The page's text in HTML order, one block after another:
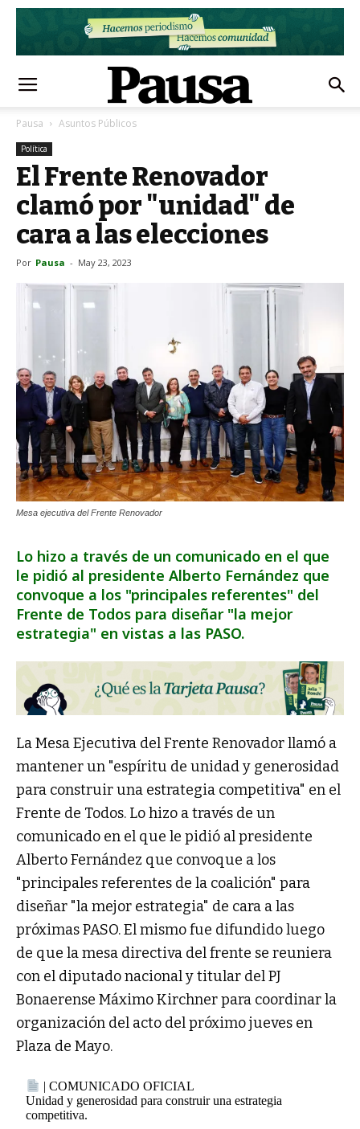
Pausa Asuntos Públicos
Política
El Frente Renovador
clamó por "unidad" de
cara a las elecciones
Por Pausa - May 23, 2023
Mesa ejecutiva del Frente Renovador
Lo hizo a través de un comunicado en el que
le pidió al presidente Alberto Fernández que
convoque a los "principales referentes" del
Frente de Todos para diseñar "la mejor
estrategia" en vistas a las PASO.
La Mesa Ejecutiva del Frente Renovador llamó a
mantener un "espíritu de unidad y generosidad
para construir una estrategia competitiva" en el
Frente de Todos. Lo hizo a través de un
comunicado en el que le pidió al presidente
Alberto Fernández que convoque a los
"principales referentes de la coalición" para
diseñar "la mejor estrategia" de cara a las
próximas PASO. El mismo fue difundido luego
de que la mesa directiva del frente se reuniera
con el diputado nacional y titular del PJ
Bonaerense Máximo Kirchner para coordinar la
organización del acto del próximo jueves en
Plaza de Mayo.
| COMUNICADO OFICIAL
Unidad y generosidad para construir una estrategia
competitiva.